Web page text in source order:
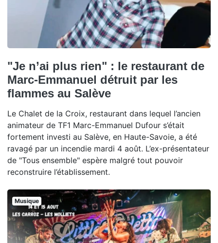
"Je n’ai plus rien" : le restaurant de
Marc-Emmanuel détruit par les
flammes au Salève
Le Chalet de la Croix, restaurant dans lequel l’ancien
animateur de TF1 Marc-Emmanuel Dufour s’était
fortement investi au Salève, en Haute-Savoie, a été
ravagé par un incendie mardi 4 août. L’ex-présentateur
de "Tous ensemble" espère malgré tout pouvoir
reconstruire l’établissement.
Musique